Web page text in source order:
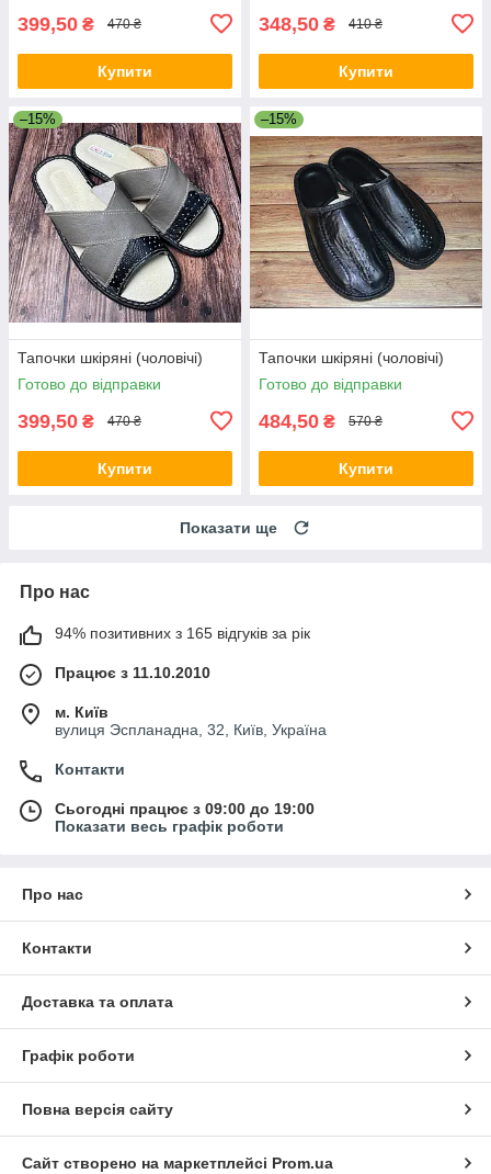
399,50 ₴ 470 ₴
Купити
348,50 ₴ 410 ₴
Купити
–15%
Тапочки шкіряні (чоловічі)
Готово до відправки
399,50 ₴ 470 ₴
Купити
–15%
Тапочки шкіряні (чоловічі)
Готово до відправки
484,50 ₴ 570 ₴
Купити
Показати ще
Про нас
94% позитивних з 165 відгуків за рік
Працює з 11.10.2010
м. Київ
вулиця Эспланадна, 32, Київ, Україна
Контакти
Сьогодні працює з 09:00 до 19:00
Показати весь графік роботи
Про нас
Контакти
Доставка та оплата
Графік роботи
Повна версія сайту
Сайт створено на маркетплейсі Prom.ua